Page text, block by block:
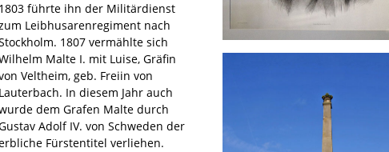
1803 führte ihn der Militärdienst
Leibhusarenregiment nach
1807 vermählte sich
Malte I. mit Luise, Gräfin
Veltheim, geb. Freiin von
Lauterbach. In diesem Jahr auch
dem Grafen Malte durch
Adolf IV. von Schweden der
Fürstentitel verliehen.